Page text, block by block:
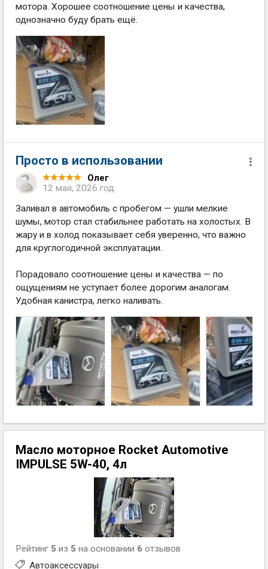
мотора. Хорошее соотношение цены и качества,
однозначно буду брать ещё.
Просто в использовании
Олег
12 мая, 2026 год
Заливал в автомобиль с пробегом — ушли мелкие
шумы, мотор стал стабильнее работать на холостых. В
жару и в холод показывает себя уверенно, что важно
для круглогодичной эксплуатации.
Порадовало соотношение цены и качества — по
ощущениям не уступает более дорогим аналогам.
Удобная канистра, легко наливать.
Масло моторное Rocket Automotive
IMPULSE 5W-40, 4л
Рейтинг 5 из 5 на основании 6 отзывов
Автоаксессуары